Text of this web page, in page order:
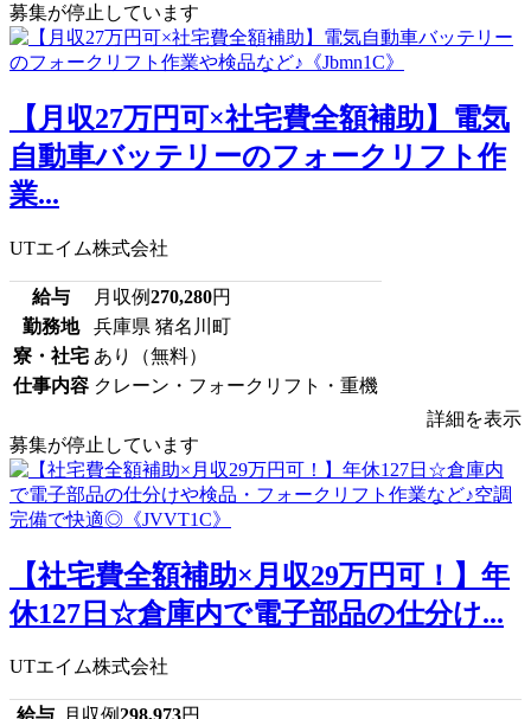
募集が停止しています
【月収27万円可×社宅費全額補助】電気
自動車バッテリーのフォークリフト作
業...
UTエイム株式会社
給与 月収例270,280円
勤務地
兵庫県 猪名川町
寮・社宅 あり（無料）
仕事内容 クレーン・フォークリフト・重機
詳細を表示
募集が停止しています
【社宅費全額補助×月収29万円可！】年
休127日☆倉庫内で電子部品の仕分け...
UTエイム株式会社